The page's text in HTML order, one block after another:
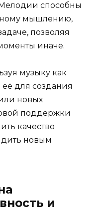
способны
мышлению,
позволяя
иначе.
музыку как
для создания
новых
поддержки
качество
новым
и